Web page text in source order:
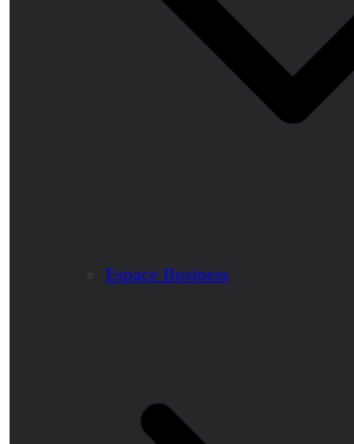
Espace Business